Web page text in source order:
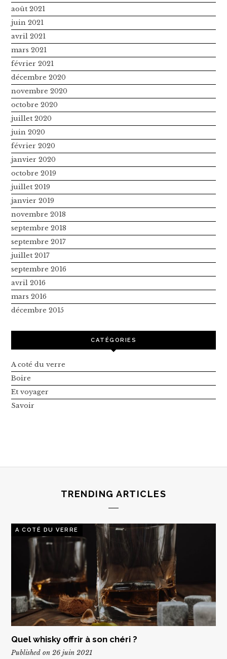
août 2021
juin 2021
avril 2021
mars 2021
février 2021
décembre 2020
novembre 2020
octobre 2020
juillet 2020
juin 2020
février 2020
janvier 2020
octobre 2019
juillet 2019
janvier 2019
novembre 2018
septembre 2018
septembre 2017
juillet 2017
septembre 2016
avril 2016
mars 2016
décembre 2015
CATÉGORIES
A coté du verre
Boire
Et voyager
Savoir
TRENDING ARTICLES
A COTÉ DU VERRE
Quel whisky offrir à son chéri ?
Published on 26 juin 2021